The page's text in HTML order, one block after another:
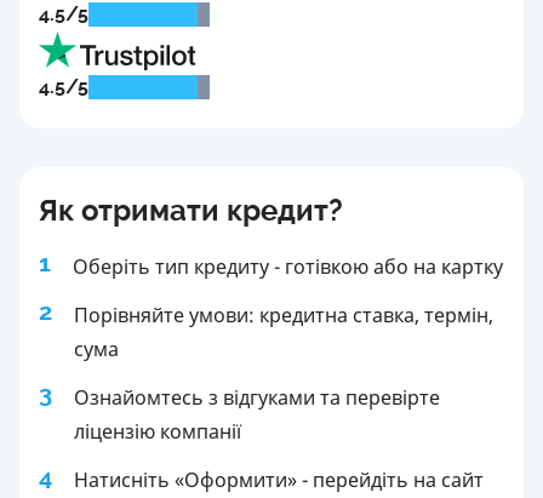
4.5/5
4.5/5
Як отримати кредит?
1 Оберіть тип кредиту - готівкою або на картку
2
Порівняйте умови: кредитна ставка, термін,
сума
3
Ознайомтесь з відгуками та перевірте
ліцензію компанії
4
Натисніть «Оформити» - перейдіть на сайт